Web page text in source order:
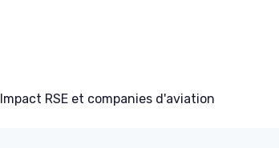
Impact RSE et companies d'aviation